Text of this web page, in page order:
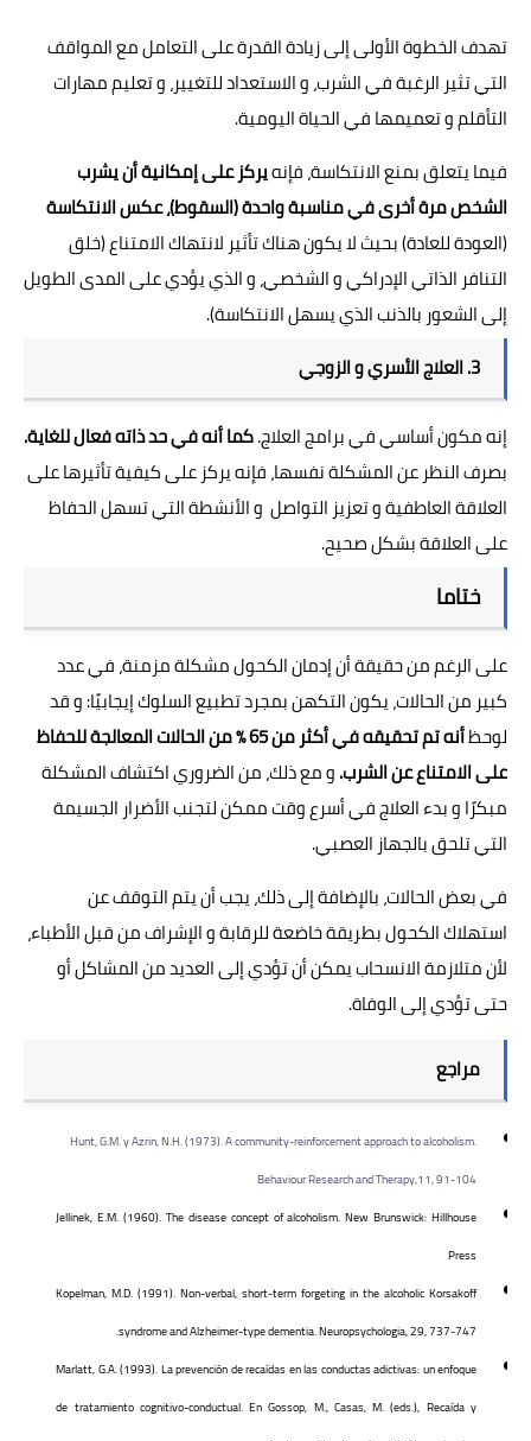
تهدف الخطوة الأولى إلى زيادة القدرة على التعامل مع المواقف
التي تثير الرغبة في الشرب، و الاستعداد للتغيير، و تعليم مهارات
التأقلم و تعميمها في الحياة اليومية.
فيما يتعلق بمنع الانتكاسة، فإنهيركز على إمكانية أن يشرب
الشخص مرة أخرى في مناسبة واحدة (السقوط)، عكس الانتكاسة
(العودة للعادة) بحيث لا يكون هناك تأثير لانتهاك الامتناع (خلق
التنافر الذاتي الإدراكي و الشخصي، و الذي يؤدي على المدى الطويل
إلى الشعور بالذنب الذي يسهل الانتكاسة).
3. العلاج الأسري و الزوجي
إنه مكون أساسي في برامج العلاج.كما أنه في حد ذاته فعال للغاية.
بصرف النظر عن المشكلة نفسها، فإنه يركز على كيفية تأثيرها على
العلاقة العاطفية و تعزيز التواصل و الأنشطة التي تسهل الحفاظ
على العلاقة بشكل صحيح.
ختاما
على الرغم من حقيقة أن إدمان الكحول مشكلة مزمنة، في عدد
كبير من الحالات، يكون التكهن بمجرد تطبيع السلوك إيجابيًا: و قد
لوحظ
أنه تم تحقيقه في أكثر من 65 ٪ من الحالات المعالجة للحفاظ
على الامتناع عن الشرب.و مع ذلك، من الضروري اكتشاف المشكلة
مبكرًا و بدء العلاج في أسرع وقت ممكن لتجنب الأضرار الجسيمة
التي تلحق بالجهاز العصبي.
في بعض الحالات، بالإضافة إلى ذلك، يجب أن يتم التوقف عن
استهلاك الكحول بطريقة خاضعة للرقابة و الإشراف من قبل الأطباء،
لأن متلازمة الانسحاب يمكن أن تؤدي إلى العديد من المشاكل أو
حتى تؤدي إلى الوفاة.
مراجع
Hunt, G.M. y Azrin, N.H. (1973). A community-reinforcement approach to alcoholism.
Behaviour Research and Therapy,11, 91-104
Jellinek, E.M. (1960). The disease concept of alcoholism. New Brunswick: Hillhouse
Press
Kopelman, M.D. (1991). Non-verbal, short-term forgeting in the alcoholic Korsakoff
syndrome and Alzheimer-type dementia. Neuropsychologia, 29, 737-747.
Marlatt, G.A. (1993). La prevención de recaídas en las conductas adictivas: un enfoque
de tratamiento cognitivo-conductual. En Gossop, M., Casas, M. (eds.), Recaída y